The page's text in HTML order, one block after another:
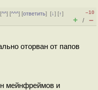
^^] [^^^] [ответить][↓] [↑]
–10
+ / –
оторван от папов
мейнфреймов и